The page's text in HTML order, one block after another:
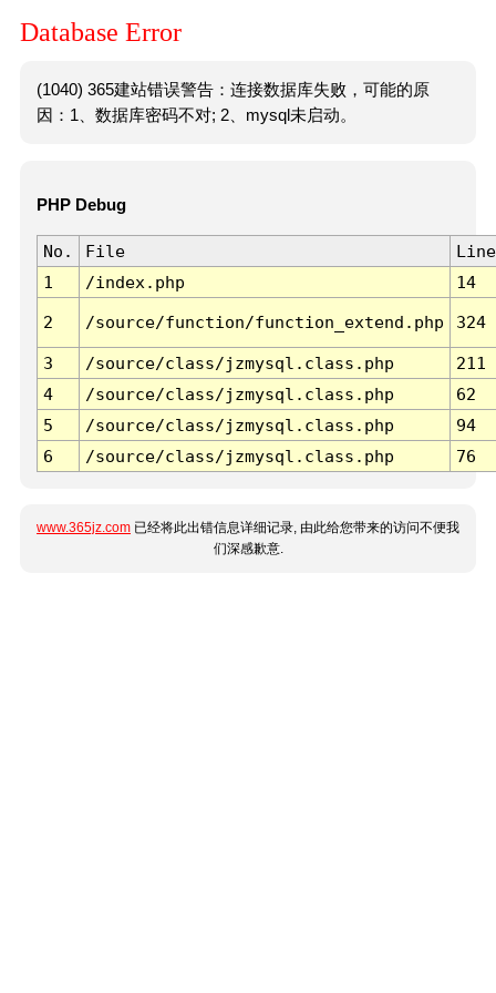
Database Error
(1040) 365建站错误警告：连接数据库失败，可能的原
因：1、数据库密码不对; 2、mysql未启动。
PHP Debug
No. File
Line
1
/index.php 14
2 /source/function/function_extend.php 324
3 /source/class/jzmysql.class.php
211
4
/source/class/jzmysql.class.php
62
5
/source/class/jzmysql.class.php
94
6
/source/class/jzmysql.class.php 76
www.365jz.com 已经将此出错信息详细记录, 由此给您带来的访问不便我
们深感歉意.